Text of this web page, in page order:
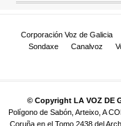
Corporación Voz de Galicia
Sondaxe
Canalvoz
© Copyright LA VOZ DE
Polígono de Sabón, Arteixo, A
Coruña en el Tomo 2438 del